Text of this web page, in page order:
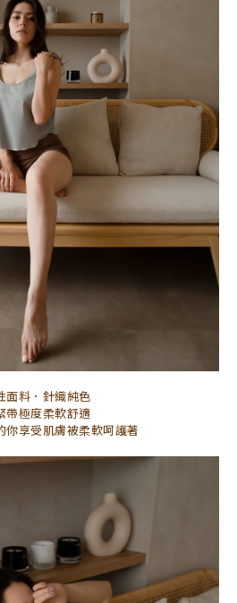
面料．針織純色
帶極度柔軟舒適
你享受肌膚被柔軟呵護著